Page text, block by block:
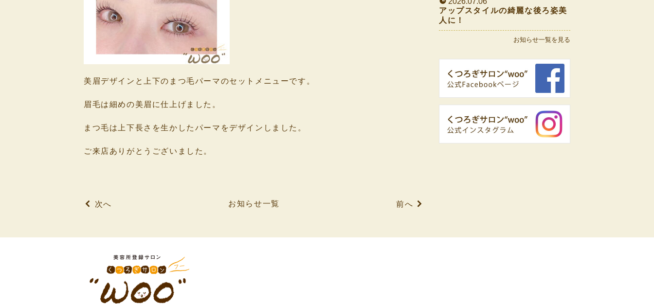
美眉デザインと上下のまつ毛パーマのセットメニューです。
眉毛は細めの美眉に仕上げました。
まつ毛は上下長さを生かしたパーマをデザインしました。
ご来店ありがとうございました。
次へ お知らせ一覧 前へ
アップスタイルの綺麗な後ろ姿美
人に！
お知らせ一覧を見る